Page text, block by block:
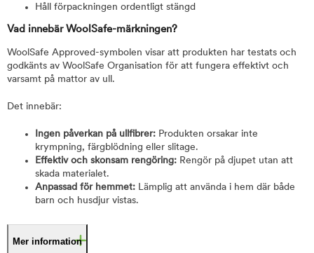
Håll förpackningen ordentligt stängd
Vad innebär WoolSafe-märkningen?
WoolSafe Approved-symbolen visar att produkten har testats och
godkänts av WoolSafe Organisation för att fungera effektivt och
varsamt på mattor av ull.
Det innebär:
Ingen påverkan på ullfibrer: Produkten orsakar inte
krympning, färgblödning eller slitage.
Effektiv och skonsam rengöring: Rengör på djupet utan att
skada materialet.
Anpassad för hemmet: Lämplig att använda i hem där både
barn och husdjur vistas.
Mer information